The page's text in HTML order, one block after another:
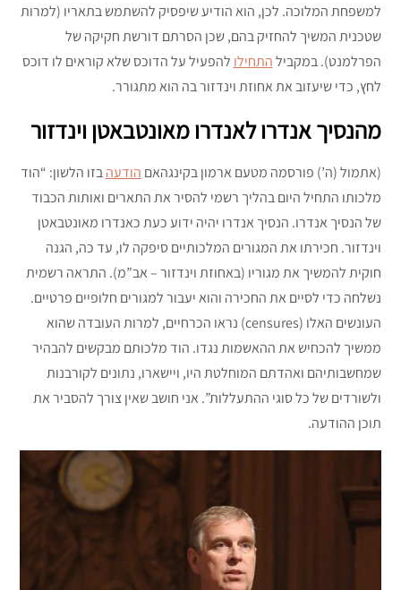
למשפחת המלוכה. לכן, הוא הודיע שיפסיק להשתמש בתאריו (למרות
שטכנית המשיך להחזיק בהם, שכן הסרתם דורשת חקיקה של
הפרלמנט). במקבילהתחילו להפעיל על הדוכס שלא קוראים לו דוכס
לחץ, כדי שיעזוב את אחוזת וינדזור בה הוא מתגורר.
מהנסיך אנדרו לאנדרו מאונטבאטן וינדזור
(אתמול (ה’) פורסמה מטעם ארמון בקינגהאם הודעהבזו הלשון: “הוד
מלכותו התחיל היום בהליך רשמי להסיר את התארים ואותות הכבוד
של הנסיך אנדרו. הנסיך אנדרו יהיה ידוע כעת כאנדרו מאונטבאטן
וינדזור. חכירתו את המגורים המלכותיים סיפקה לו, עד כה, הגנה
חוקית להמשיך את מגוריו (באחוזת וינדזור – אב”מ). התראה רשמית
נשלחה כדי לסיים את החכירה והוא יעבור למגורים חלופיים פרטיים.
העונשים האלו (censures) נראו הכרחיים, למרות העובדה שהוא
ממשיך להכחיש את ההאשמות נגדו. הוד מלכותם מבקשים להבהיר
שמחשבותיהם ואהדתם המוחלטת היו, ויישארו, נתונים לקורבנות
ולשורדים של כל סוגי ההתעללות”. אני חושב שאין צורך להסביר את
תוכן ההודעה.